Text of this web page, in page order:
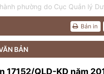
phường do Cục Quản lý
Bản in
BẢN
17152/QLD-KD năm